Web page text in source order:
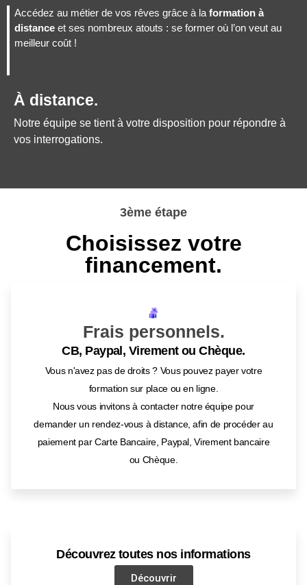
Accédez au métier de vos rêves grâce à la formation à
distance et ses nombreux atouts : se former où l’on veut au
meilleur coût !
À distance.
Notre équipe se tient à votre disposition pour répondre à
vos interrogations.
3ème étape
Choisissez votre
financement.
Frais personnels.
CB, Paypal, Virement ou Chèque.
Vous n'avez pas de droits ? Vous pouvez payer votre
formation sur place ou en ligne.
Nous vous invitons à contacter notre équipe pour
demander un rendez-vous à distance, afin de procéder au
paiement par Carte Bancaire, Paypal, Virement bancaire
ou Chèque.
Découvrez toutes nos informations
Découvrir